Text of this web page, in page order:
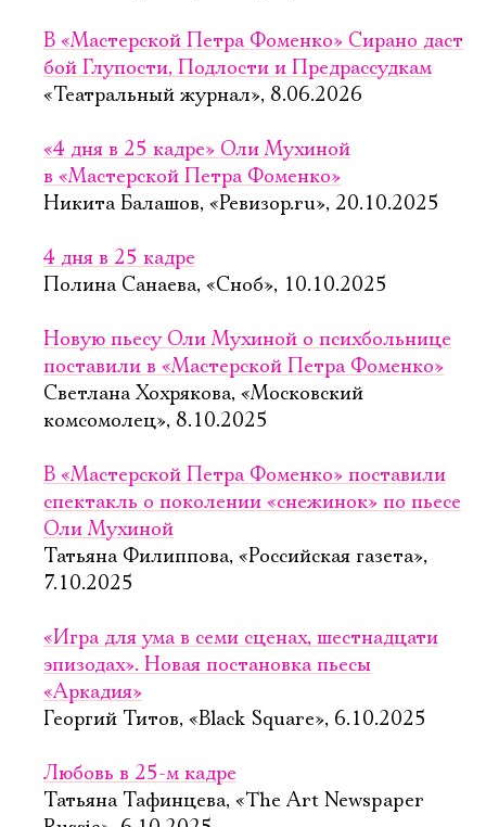
В «Мастерской Петра Фоменко» Сирано даст
бой Глупости, Подлости и Предрассудкам
«Театральный журнал», 8.06.2026
«4 дня в 25 кадре» Оли Мухиной
в «Мастерской Петра Фоменко»
Никита Балашов, «Ревизор.ru», 20.10.2025
4 дня в 25 кадре
Полина Санаева, «Сноб», 10.10.2025
Новую пьесу Оли Мухиной о психбольнице
поставили в «Мастерской Петра Фоменко»
Светлана Хохрякова, «Московский
комсомолец», 8.10.2025
В «Мастерской Петра Фоменко» поставили
спектакль о поколении «снежинок» по пьесе
Оли Мухиной
Татьяна Филиппова, «Российская газета»,
7.10.2025
«Игра для ума в семи сценах, шестнадцати
эпизодах». Новая постановка пьесы
«Аркадия»
Георгий Титов, «Black Square», 6.10.2025
Любовь в 25-м кадре
Татьяна Тафинцева, «The Art Newspaper
Электропочта
Имя
Ознакомиться